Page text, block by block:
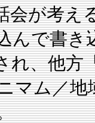
が考え
んで書き
れ、他方
マム／地